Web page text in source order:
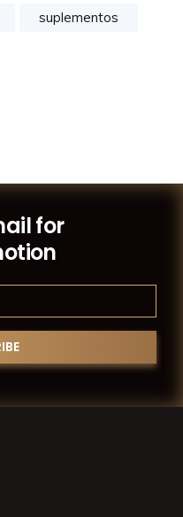
suplementos
for